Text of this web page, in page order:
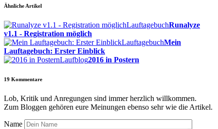
Ähnliche Artikel
LauftagebuchRunalyze
v1.1 - Registration möglich
LauftagebuchMein
Lauftagebuch: Erster Einblick
Laufblog2016 in Postern
19 Kommentare
Lob, Kritik und Anregungen sind immer herzlich willkommen.
Zum Bloggen gehören eure Meinungen ebenso sehr wie die Artikel.
Name